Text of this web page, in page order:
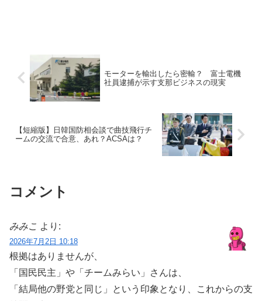
モーターを輸出したら密輸？ 富士電機
社員逮捕が示す支那ビジネスの現実
【短縮版】日韓国防相会談で曲技飛行チ
ームの交流で合意、あれ？ACSAは？
コメント
みみこ より:
2026年7月2日 10:18
根拠はありませんが、
「国民民主」や「チームみらい」さんは、
「結局他の野党と同じ」という印象となり、これからの支